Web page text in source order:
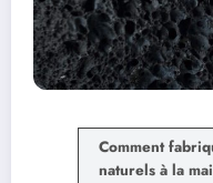
Comment
naturels à la